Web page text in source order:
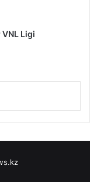
Ligi